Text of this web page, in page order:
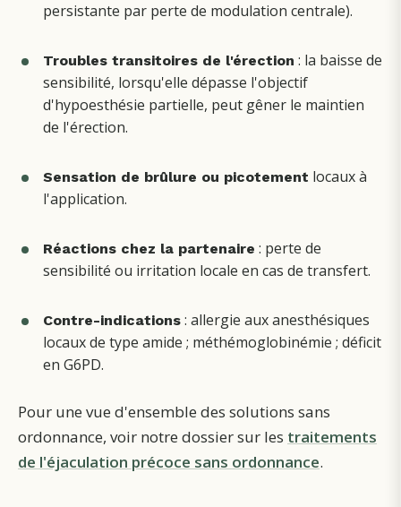
persistante par perte de modulation centrale).
Troubles transitoires de l'érection : la baisse de
sensibilité, lorsqu'elle dépasse l'objectif
d'hypoesthésie partielle, peut gêner le maintien
de l'érection.
Sensation de brûlure ou picotement locaux à
l'application.
Réactions chez la partenaire : perte de
sensibilité ou irritation locale en cas de transfert.
Contre-indications : allergie aux anesthésiques
locaux de type amide ; méthémoglobinémie ; déficit
en G6PD.
Pour une vue d'ensemble des solutions sans
ordonnance, voir notre dossier sur les traitements
de l'éjaculation précoce sans ordonnance.